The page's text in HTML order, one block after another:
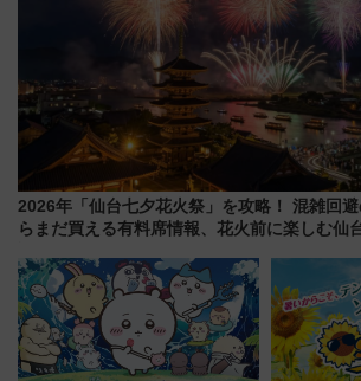
2026年「仙台七夕花火祭」を攻略！ 混雑回
らまだ買える有料席情報、花火前に楽しむ仙